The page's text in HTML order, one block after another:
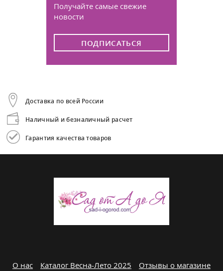
Получайте самые свежие
новости
ПОДПИСАТЬСЯ
Доставка по всей России
Наличный и безналичный расчет
Гарантия качества товаров
О нас Каталог Весна-Лето 2025
Отзывы о магазине